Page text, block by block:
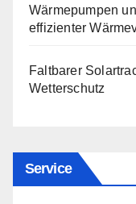
Wärmepumpen
effizienter
Faltbarer
Wetterschutz
Service